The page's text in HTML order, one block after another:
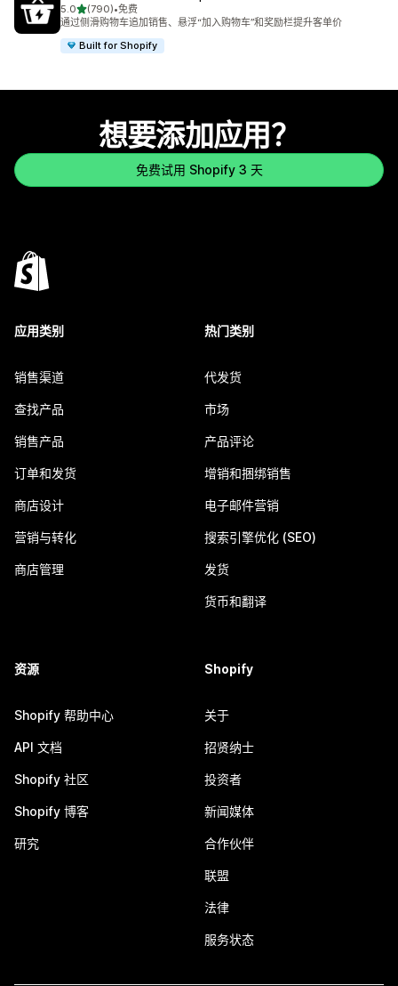
5.0星（满分 5 星）
(790)
总共 790 条评论
•免费
通过侧滑购物车追加销售、悬浮“加入购物车”和奖励栏提升客单价
Built for Shopify
想要添加应用？
免费试用 Shopify 3 天
应用类别
销售渠道
查找产品
销售产品
订单和发货
商店设计
营销与转化
商店管理
热门类别
代发货
市场
产品评论
增销和捆绑销售
电子邮件营销
搜索引擎优化 (SEO)
发货
货币和翻译
资源
Shopify 帮助中心
API 文档
Shopify 社区
Shopify 博客
研究
Shopify
关于
招贤纳士
投资者
新闻媒体
合作伙伴
联盟
法律
服务状态